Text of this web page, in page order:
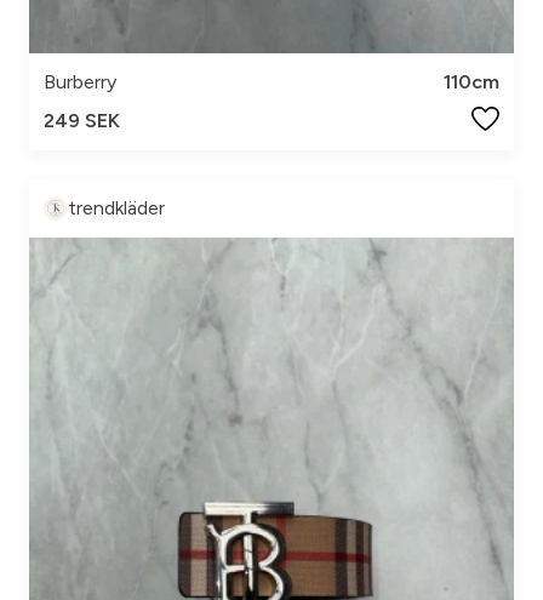
Burberry
110cm
249 SEK
trendkläder